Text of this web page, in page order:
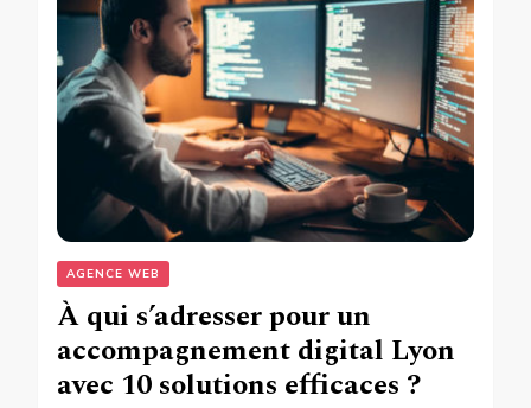
AGENCE WEB
À qui s’adresser pour un
accompagnement digital Lyon
avec 10 solutions efficaces ?